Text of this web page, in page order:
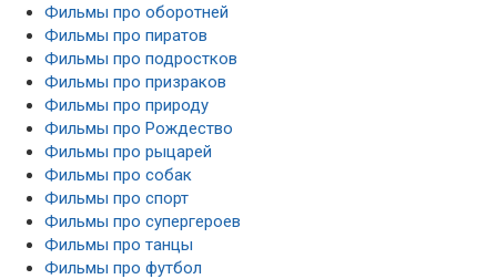
Фильмы про оборотней
Фильмы про пиратов
Фильмы про подростков
Фильмы про призраков
Фильмы про природу
Фильмы про Рождество
Фильмы про рыцарей
Фильмы про собак
Фильмы про спорт
Фильмы про супергероев
Фильмы про танцы
Фильмы про футбол